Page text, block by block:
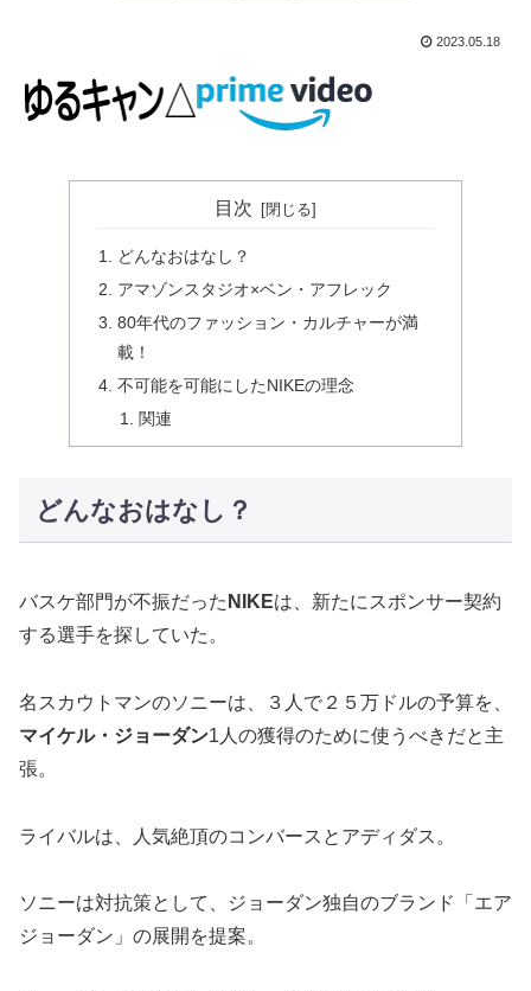
2023.05.18
目次
どんなおはなし？
アマゾンスタジオ×ベン・アフレック
80年代のファッション・カルチャーが満
載！
不可能を可能にしたNIKEの理念
関連
どんなおはなし？
バスケ部門が不振だった NIKEは、新たにスポンサー契約
する選手を探していた。
名スカウトマンのソニーは、３人で２５万ドルの予算を、
マイケル・ジョーダン1人の獲得のために使うべきだと主
張。
ライバルは、人気絶頂のコンバースとアディダス。
ソニーは対抗策として、ジョーダン独自のブランド「エア
ジョーダン」の展開を提案。